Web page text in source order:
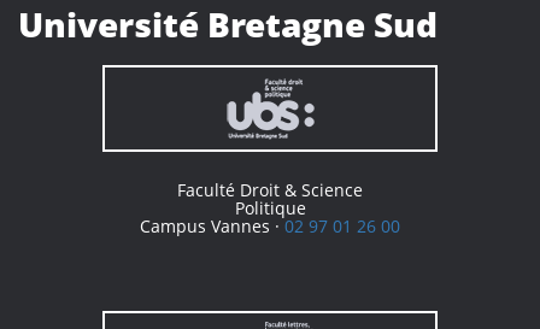
Université Bretagne Sud
Faculté Droit & Science
Politique
Campus Vannes ·02 97 01 26 00